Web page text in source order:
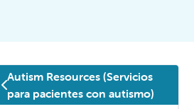
Autism Resources (Servicios
para pacientes con autismo)